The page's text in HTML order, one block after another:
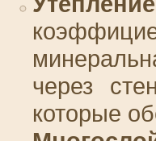
через
которые